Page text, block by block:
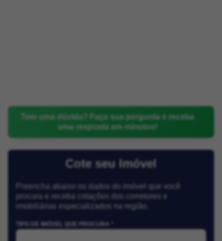
Tem uma dúvida? Faça sua pergunta e receba
uma resposta em minutos!
Cote seu Imóvel
Preencha abaixo os dados do imóvel que você
procura e receba cotações dos corretores e
imobiliárias especializados na região.
TIPO DE IMÓVEL QUE PROCURA *